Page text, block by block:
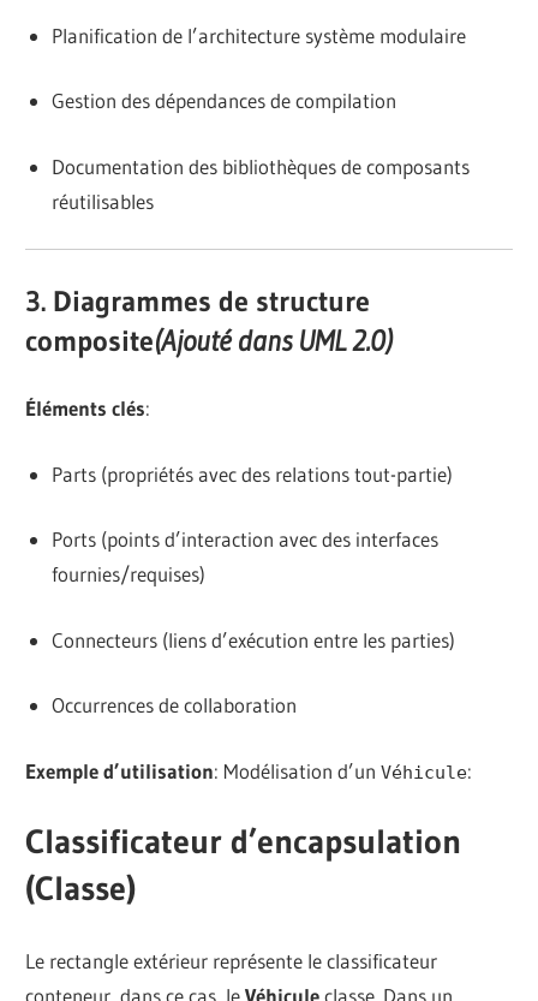
Planification de l’architecture système modulaire
Gestion des dépendances de compilation
Documentation des bibliothèques de composants
réutilisables
3. Diagrammes de structure
composite(Ajouté dans UML 2.0)
Éléments clés:
Parts (propriétés avec des relations tout-partie)
Ports (points d’interaction avec des interfaces
fournies/requises)
Connecteurs (liens d’exécution entre les parties)
Occurrences de collaboration
Exemple d’utilisation: Modélisation d’unVéhicule:
Classificateur d’encapsulation
(Classe)
Le rectangle extérieur représente le classificateur
conteneur, dans ce cas, leVéhiculeclasse. Dans un